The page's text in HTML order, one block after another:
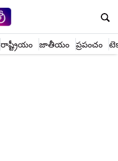
రాష్ట్రీయం జాతీయం ప్రపంచం